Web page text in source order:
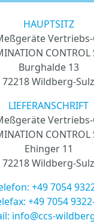
HAUPTSITZ
CONTROL
Burghalde 13
72218 Wildberg-Sulz
LIEFERANSCHRIFT
CONTROL
Ehinger 11
72218 Wildberg-Sulz
+49 7054
+49 7054
info@ccs-